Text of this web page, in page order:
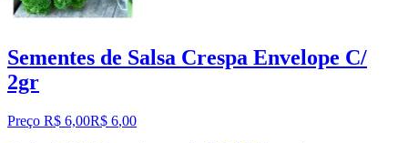
Sementes de Salsa Crespa Envelope C/
2gr
Preço R$ 6,00R$ 6,00